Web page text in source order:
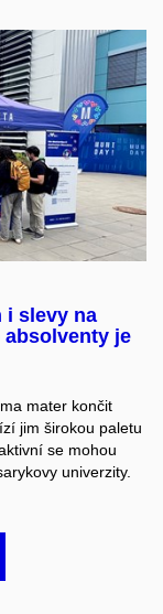
i slevy na
je
mater končit
jim širokou paletu
se mohou
univerzity.